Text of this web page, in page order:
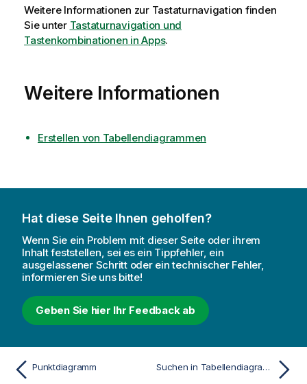
Weitere Informationen zur Tastaturnavigation finden
Sie unter Tastaturnavigation und
Tastenkombinationen in Apps.
Weitere Informationen
Erstellen von Tabellendiagrammen
Hat diese Seite Ihnen geholfen?
Wenn Sie ein Problem mit dieser Seite oder ihrem
Inhalt feststellen, sei es ein Tippfehler, ein
ausgelassener Schritt oder ein technischer Fehler,
informieren Sie uns bitte!
Geben Sie hier Ihr Feedback ab
Punktdiagramm Suchen in Tabellendiagrammen